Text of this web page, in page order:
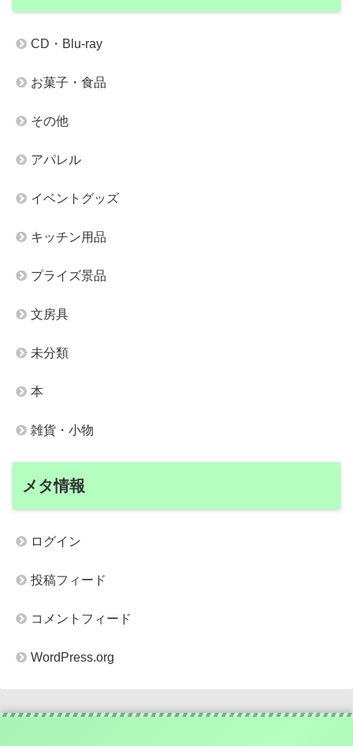
CD・Blu-ray
お菓子・食品
その他
アパレル
イベントグッズ
キッチン用品
プライズ景品
文房具
未分類
本
雑貨・小物
メタ情報
ログイン
投稿フィード
コメントフィード
WordPress.org